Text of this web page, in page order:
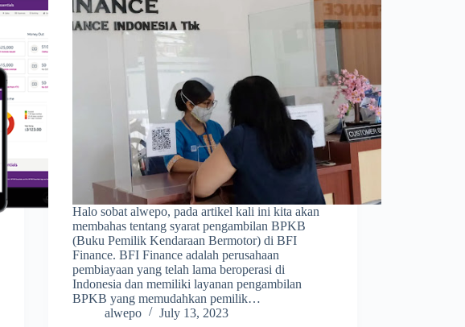
Halo sobat alwepo, pada artikel kali ini kita akan
membahas tentang syarat pengambilan BPKB
(Buku Pemilik Kendaraan Bermotor) di BFI
Finance. BFI Finance adalah perusahaan
pembiayaan yang telah lama beroperasi di
Indonesia dan memiliki layanan pengambilan
BPKB yang memudahkan pemilik…
alwepo
July 13, 2023